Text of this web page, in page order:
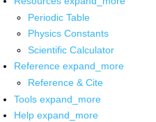
Periodic Table
Physics Constants
Scientific Calculator
Reference expand_more
Reference & Cite
Tools expand_more
Help expand_more